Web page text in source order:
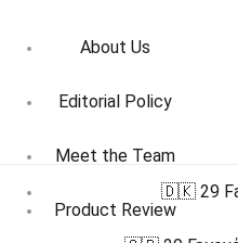
About Us
Editorial Policy
Meet the Team
Product Review
🇩🇰 29